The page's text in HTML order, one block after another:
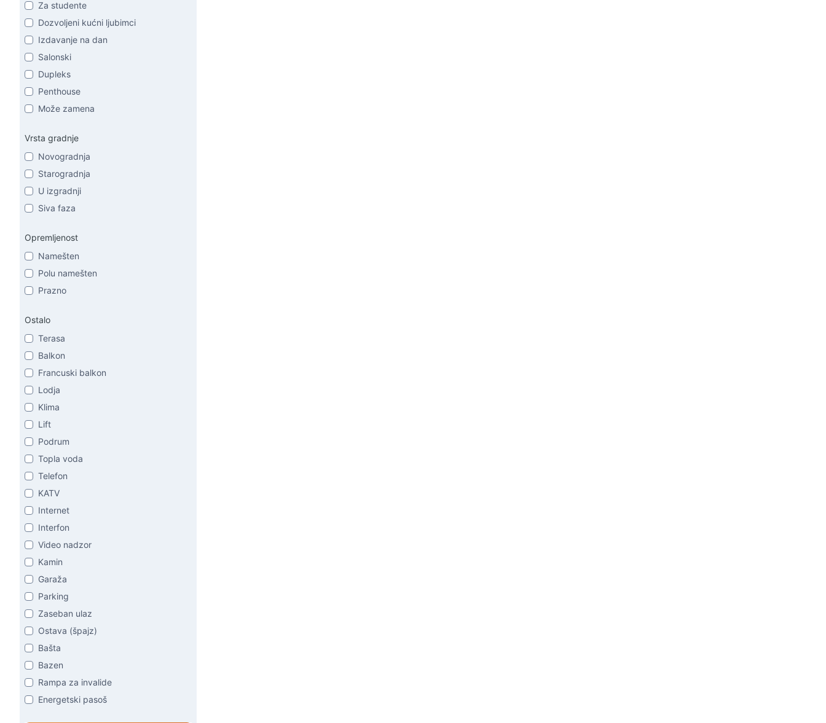
Za studente
Dozvoljeni kućni ljubimci
Izdavanje na dan
Salonski
Dupleks
Penthouse
Može zamena
Vrsta gradnje
Novogradnja
Starogradnja
U izgradnji
Siva faza
Opremljenost
Namešten
Polu namešten
Prazno
Ostalo
Terasa
Balkon
Francuski balkon
Lodja
Klima
Lift
Podrum
Topla voda
Telefon
KATV
Internet
Interfon
Video nadzor
Kamin
Garaža
Parking
Zaseban ulaz
Ostava (špajz)
Bašta
Bazen
Rampa za invalide
Energetski pasoš